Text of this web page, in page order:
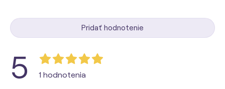
Pridať hodnotenie
5 1 hodnotenia